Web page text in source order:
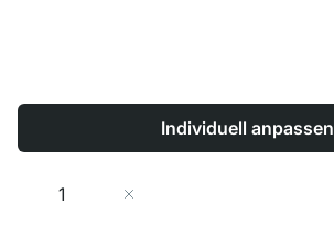
Individuell anpassen
Menge